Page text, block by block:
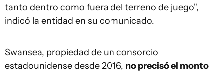
tanto dentro como fuera del terreno de juego",
indicó la entidad en su comunicado.
Swansea, propiedad de un consorcio
estadounidense desde 2016, no precisó el monto